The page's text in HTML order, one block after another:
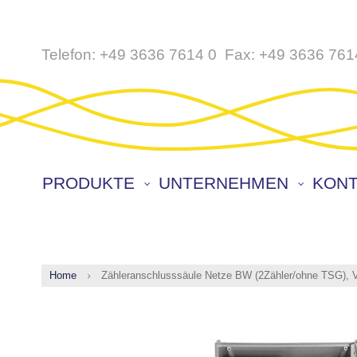
Direkt
Inhalt
Telefon: +49 3636 7614 0 Fax: +49 3636
PRODUKTE UNTERNEHMEN
Home Zähleranschlusssäule Netze BW (2Zähler/ohne TSG),